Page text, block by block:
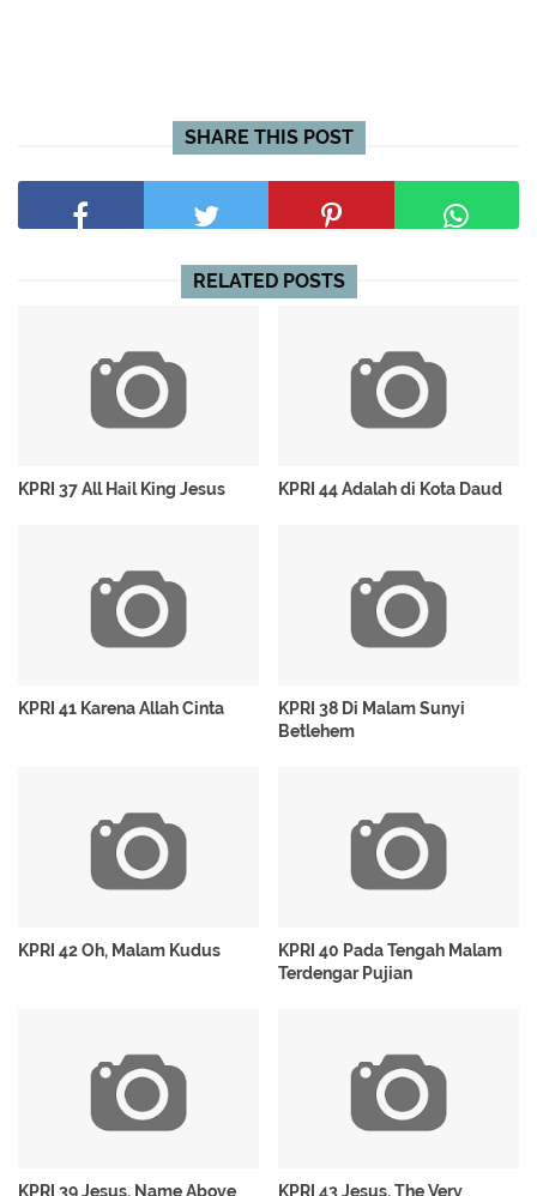
SHARE THIS POST
RELATED POSTS
KPRI 37 All Hail King Jesus KPRI 44 Adalah di Kota Daud
KPRI 41 Karena Allah Cinta
KPRI 38 Di Malam Sunyi
Betlehem
KPRI 42 Oh, Malam Kudus
KPRI 40 Pada Tengah Malam
Terdengar Pujian
KPRI 39 Jesus, Name Above KPRI 43 Jesus, The Very